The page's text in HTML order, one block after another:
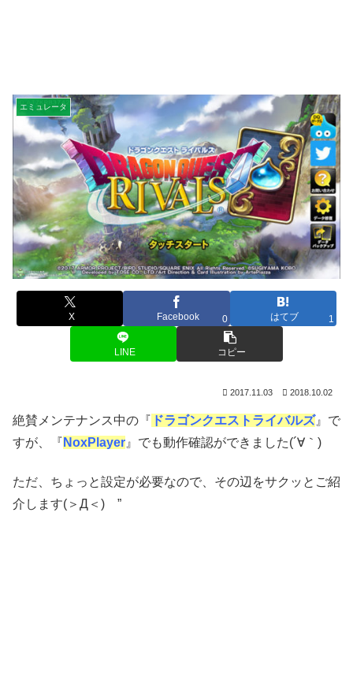
エミュレータ
X Facebook 0 はてブ 1
LINE コピー
2017.11.03 2018.10.02
絶賛メンテナンス中の『 ドラゴンクエストライバルズ』で
すが、『 NoxPlayer 』でも動作確認ができました(´∀｀)
ただ、ちょっと設定が必要なので、その辺をサクッとご紹
介します(＞Д＜)ゝ”